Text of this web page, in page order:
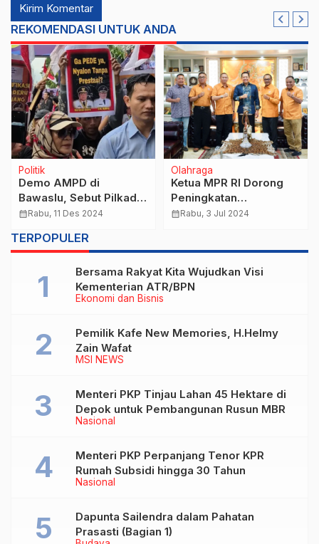
REKOMENDASI UNTUK ANDA
Politik
Demo AMPD di
Bawaslu, Sebut Pilkada
Sumsel 2024 Penuh
calendar_monthRabu, 11 Des 2024
Olahraga
Ketua MPR RI Dorong
Peningkatan
Kesejahteraan Atlet
calendar_monthRabu, 3 Jul 2024
TERPOPULER
Ekonomi dan Bisnis
Bersama Rakyat Kita Wujudkan Visi
Kementerian ATR/BPN
MSI NEWS
Pemilik Kafe New Memories, H.Helmy
Zain Wafat
Nasional
Menteri PKP Tinjau Lahan 45 Hektare di
Depok untuk Pembangunan Rusun MBR
Nasional
Menteri PKP Perpanjang Tenor KPR
Rumah Subsidi hingga 30 Tahun
Dapunta Sailendra dalam Pahatan
Prasasti (Bagian 1)